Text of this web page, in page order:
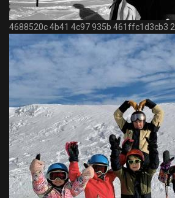
4688520c 4b41 4c97 935b 461ffc1d3cb3 2